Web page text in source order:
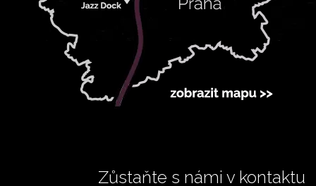
Zůstaňte s námi v kontaktu